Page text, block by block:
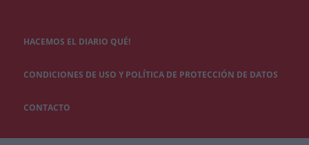
HACEMOS EL DIARIO QUÉ!
CONDICIONES DE USO Y POLÍTICA DE PROTECCIÓN DE DATOS
CONTACTO